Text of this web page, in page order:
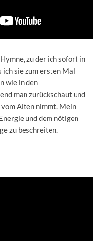
zu der ich sofort in
ich sie zum ersten Mal
wie in den
man zurückschaut und
Alten nimmt. Mein
und dem nötigen
zu beschreiten.